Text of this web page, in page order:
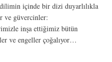
içinde bir dizi duyarlılıkla
ve güvercinler:
inşa ettiğimiz bütün
ve engeller çoğalıyor…